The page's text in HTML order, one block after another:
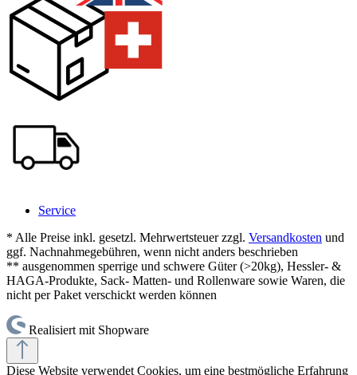
Service
* Alle Preise inkl. gesetzl. Mehrwertsteuer zzgl. Versandkosten und
ggf. Nachnahmegebühren, wenn nicht anders beschrieben
** ausgenommen sperrige und schwere Güter (>20kg), Hessler- &
HAGA-Produkte, Sack- Matten- und Rollenware sowie Waren, die
nicht per Paket verschickt werden können
Realisiert mit Shopware
Diese Website verwendet Cookies, um eine bestmögliche Erfahrung